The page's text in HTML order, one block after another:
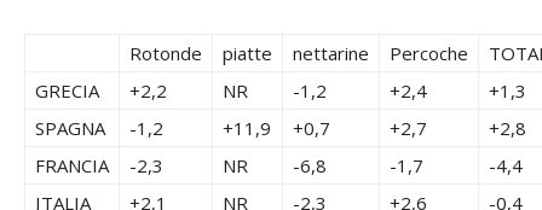
Rotonde piatte nettarine Percoche
GRECIA
+2,2 NR -1,2 +2,4
+1,3
SPAGNA
-1,2 +11,9 +0,7 +2,7
+2,8
FRANCIA
-2,3 NR -6,8 -1,7
-4,4
ITALIA
+2,1 NR -2,3 +2,6
-0,4